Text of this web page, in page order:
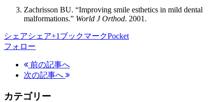
Zachrisson BU. “Improving smile esthetics in mild dental
malformations.” World J Orthod. 2001.
シェアシェア+1 ブックマークPocket
フォロー
前の記事へ
次の記事へ
カテゴリー